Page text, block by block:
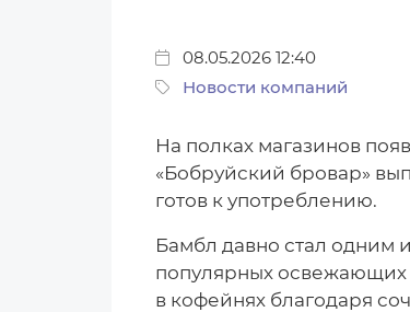
08.05.2026 12:40
Новости компаний
На полках магазинов
«Бобруйский бровар»
готов к употреблению.
Бамбл давно стал одним
популярных освежающих
в кофейнях благодаря